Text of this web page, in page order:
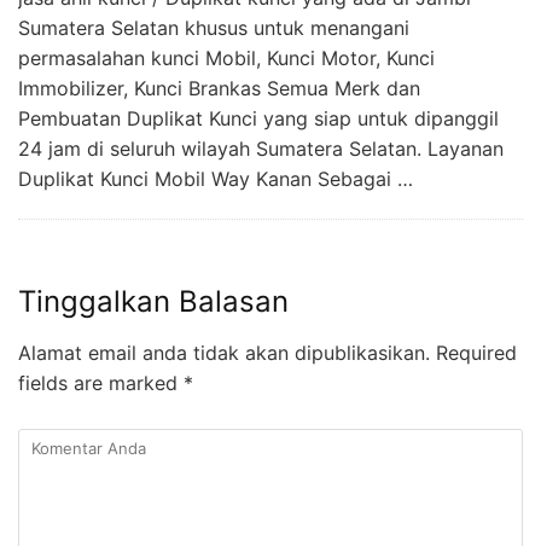
Sumatera Selatan khusus untuk menangani
permasalahan kunci Mobil, Kunci Motor, Kunci
Immobilizer, Kunci Brankas Semua Merk dan
Pembuatan Duplikat Kunci yang siap untuk dipanggil
24 jam di seluruh wilayah Sumatera Selatan. Layanan
Duplikat Kunci Mobil Way Kanan Sebagai …
Tinggalkan Balasan
Alamat email anda tidak akan dipublikasikan. Required
fields are marked *